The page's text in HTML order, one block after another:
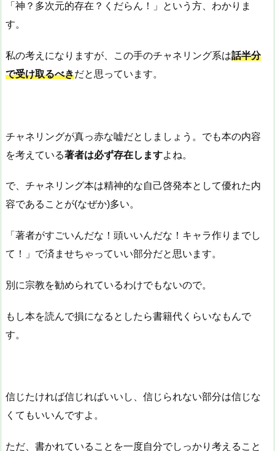
「神？多次元的存在？くだらん！」という方、わかりま
す。
私の考えになりますが、この手のチャネリング系は話半分
で受け取るべきだと思っています。
チャネリングが真っ赤な嘘だとしましょう。でも本の内容
を考えている著者は必ず存在しますよね。
で、チャネリング本は精神的な自己啓発本として優れた内
容であることが(なぜか)多い。
「著者がすごいんだな！頭いいんだな！キャラ作りまでし
て！」で済ませちゃっていい部分だと思います。
別に宗教を勧められているわけでもないので。
もし本を読んで損になるとしたら書籍代くらいなもんで
す。
信じたければ信じればいいし、信じられない部分は信じな
くてもいいんですよ。
ただ、書かれていることを一度自分でしっかり考えること